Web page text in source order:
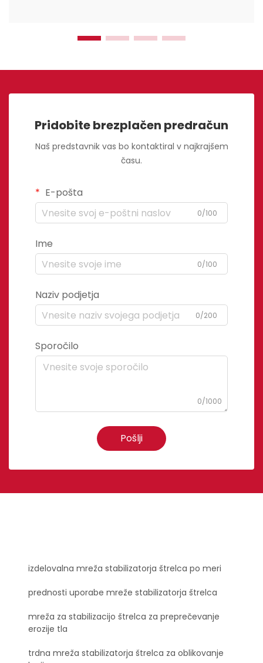
Pridobite brezplačen predračun
Naš predstavnik vas bo kontaktiral v najkrajšem
času.
E-pošta
0/100
Ime
0/100
Naziv podjetja
0/200
Sporočilo
0/1000
Pošlji
izdelovalna mreža stabilizatorja štrelca po meri
prednosti uporabe mreže stabilizatorja štrelca
mreža za stabilizacijo štrelca za preprečevanje
erozije tla
trdna mreža stabilizatorja štrelca za oblikovanje